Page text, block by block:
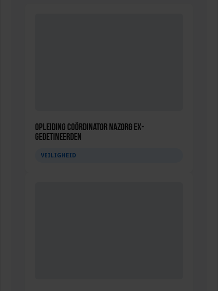
Opleiding Coördinator nazorg ex-
gedetineerden
VEILIGHEID